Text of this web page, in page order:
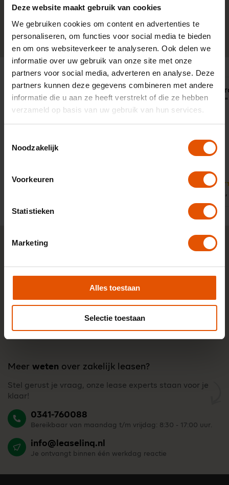
Deze website maakt gebruik van cookies
We gebruiken cookies om content en advertenties te
personaliseren, om functies voor social media te bieden
en om ons websiteverkeer te analyseren. Ook delen we
informatie over uw gebruik van onze site met onze
partners voor social media, adverteren en analyse. Deze
partners kunnen deze gegevens combineren met andere
informatie die u aan ze heeft verstrekt of die ze hebben
verzameld op basis van uw gebruik van hun services.
Noodzakelijk
Voorkeuren
Statistieken
Marketing
Alles toestaan
Selectie toestaan
experts. Ma t/m vr bereikbaar van 8:30 - 17:00 u.
0341-760088 Neem contact op
"Een correcte en vlotte behandeling
van het dossier. Afspraken worden
nagekomen en je wordt op een
plezierige wijze geholpen."
"Eerlijk en
advertised!"
10
Meer weten over zakelijk leasen?
Stel gerust je vraag, onze lease experts staan voor je
klaar!
0341-760088
Bereikbaar van maandag t/m vrijdag: 8:30 - 17:00 uur.
info@leaselinq.nl
Je ontvangt binnen één werkdag reactie